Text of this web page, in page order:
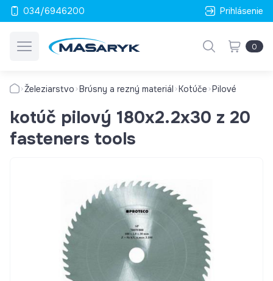
034/6946200 Prihlásenie
0
Železiarstvo Brúsny a rezný materiál Kotúče Pilové
kotúč pilový 180x2.2x30 z 20
fasteners tools